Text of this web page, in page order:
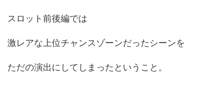
スロット前後編では
激レアな上位チャンスゾーンだったシーンを
ただの演出にしてしまったということ。